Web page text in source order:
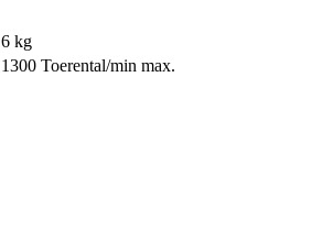
6 kg
1300 Toerental/min max.